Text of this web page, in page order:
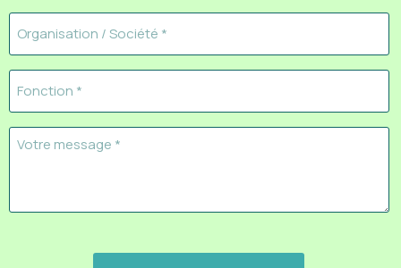
Société
(Nécessaire)
Votre